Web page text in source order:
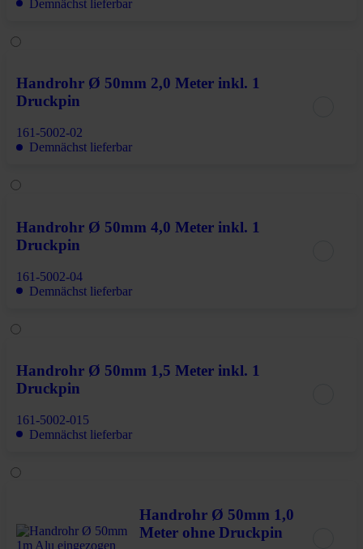
Demnächst lieferbar
Handrohr Ø 50mm 2,0 Meter inkl. 1
Druckpin
161-5002-02
Demnächst lieferbar
Handrohr Ø 50mm 4,0 Meter inkl. 1
Druckpin
161-5002-04
Demnächst lieferbar
Handrohr Ø 50mm 1,5 Meter inkl. 1
Druckpin
161-5002-015
Demnächst lieferbar
Handrohr Ø 50mm 1,0
Meter ohne Druckpin